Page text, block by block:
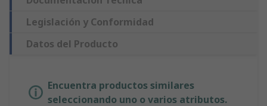
Legislación y Conformidad
Datos del Producto
Encuentra productos similares
seleccionando uno o varios atributos.